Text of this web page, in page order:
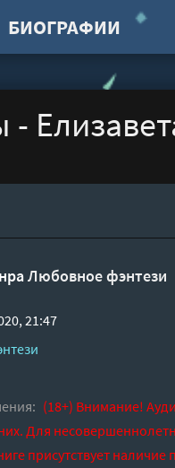
БИОГРАФИИ
Любовное фэнтези
21:47
(18+) Внимание!
Для
присутствует